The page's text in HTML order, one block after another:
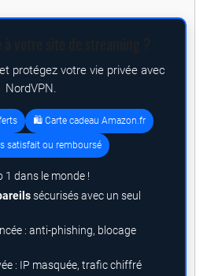
protégez votre vie privée avec
NordVPN.
🛍️ Carte cadeau Amazon.fr
satisfait ou remboursé
1 dans le monde !
sécurisés avec un seul
: anti-phishing, blocage
: IP masquée, trafic chiffré